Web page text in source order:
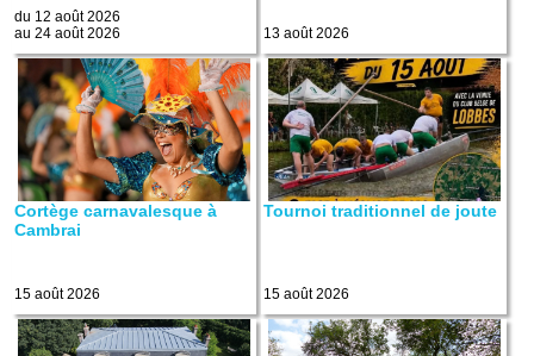
du 12 août 2026
au 24 août 2026
13 août 2026
Cortège carnavalesque à
Cambrai
15 août 2026
Tournoi traditionnel de joute
15 août 2026